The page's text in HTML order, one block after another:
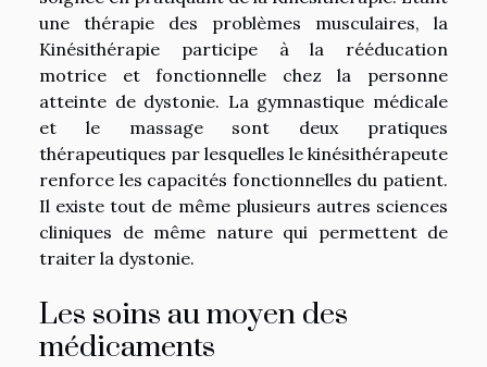
une thérapie des problèmes musculaires, la
Kinésithérapie participe à la rééducation
motrice et fonctionnelle chez la personne
atteinte de dystonie. La gymnastique médicale
et le massage sont deux pratiques
thérapeutiques par lesquelles le kinésithérapeute
renforce les capacités fonctionnelles du patient.
Il existe tout de même plusieurs autres sciences
cliniques de même nature qui permettent de
traiter la dystonie.
Les soins au moyen des
médicaments